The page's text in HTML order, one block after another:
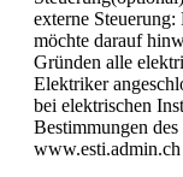
externe
möchte darauf
Gründen alle
Elektriker
bei elektrischen
Bestimmungen
www.esti.admin.ch